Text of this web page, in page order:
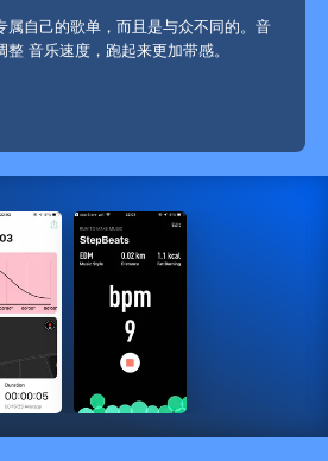
属自己的歌单，而且是与众不同的。音
音乐速度，跑起来更加带感。